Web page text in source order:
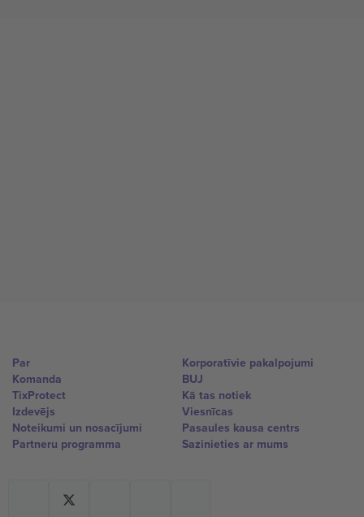
Par
Komanda
TixProtect
Izdevējs
Noteikumi un nosacījumi
Partneru programma
Korporatīvie pakalpojumi
BUJ
Kā tas notiek
Viesnīcas
Pasaules kausa centrs
Sazinieties ar mums